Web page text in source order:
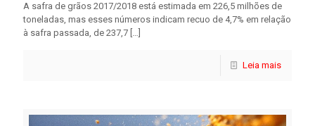
A safra de grãos 2017/2018 está estimada em 226,5 milhões de
toneladas, mas esses números indicam recuo de 4,7% em relação
à safra passada, de 237,7 […]
Leia mais